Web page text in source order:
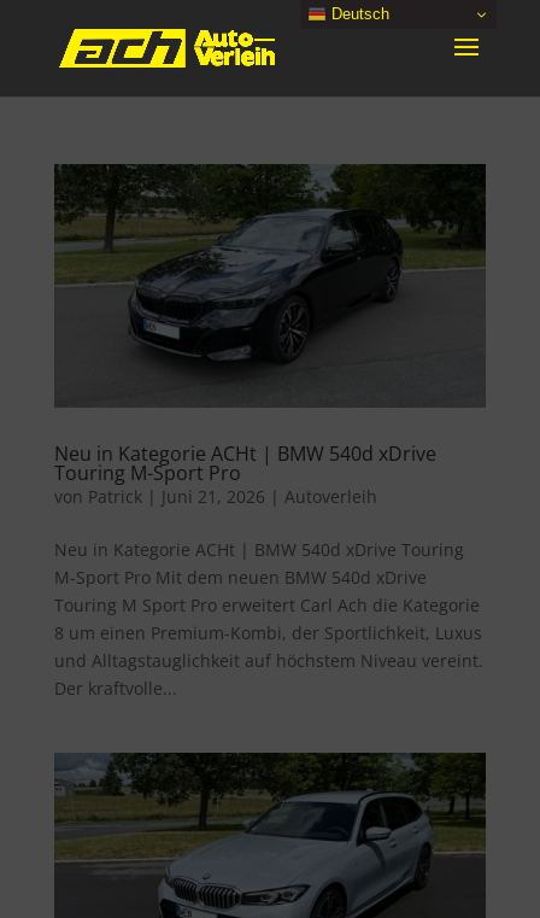
Neu in Kategorie ACHt | BMW 540d xDrive
Touring M-Sport Pro
von Patrick| Juni 21, 2026 | Autoverleih
Neu in Kategorie ACHt | BMW 540d xDrive Touring
M-Sport Pro Mit dem neuen BMW 540d xDrive
Touring M Sport Pro erweitert Carl Ach die Kategorie
8 um einen Premium-Kombi, der Sportlichkeit, Luxus
und Alltagstauglichkeit auf höchstem Niveau vereint.
Der kraftvolle...
Deutsch